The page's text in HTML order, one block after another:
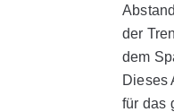
der
dem
Dieses
für das